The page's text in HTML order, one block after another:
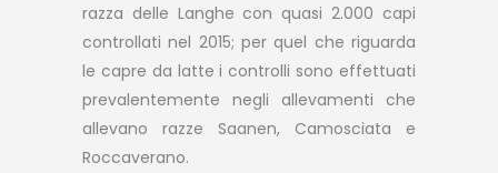
razza delle Langhe con quasi 2.000 capi
controllati nel 2015; per quel che riguarda
le capre da latte i controlli sono effettuati
prevalentemente negli allevamenti che
allevano razze Saanen, Camosciata e
Roccaverano.